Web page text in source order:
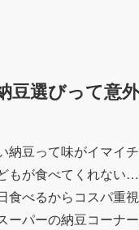
豆選びって意
納豆って味がイマイ
もが食べてくれない…
食べるからコスパ重
ーパーの納豆コーナ